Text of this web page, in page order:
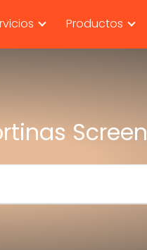
Productos
Screen